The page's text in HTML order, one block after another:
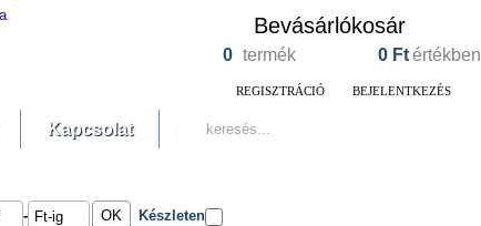
Bevásárlókosár
0 termék 0 Ftértékben
REGISZTRÁCIÓ BEJELENTKEZÉS
Kapcsolat
- Készleten